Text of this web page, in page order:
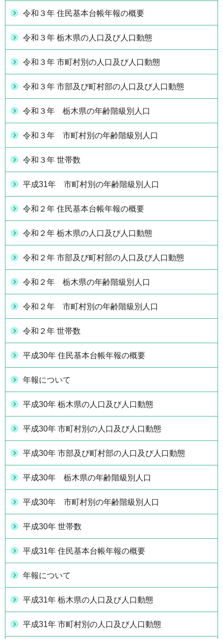
令和３年 住民基本台帳年報の概要
令和３年 栃木県の人口及び人口動態
令和３年 市町村別の人口及び人口動態
令和３年 市部及び町村部の人口及び人口動態
令和３年 栃木県の年齢階級別人口
令和３年 市町村別の年齢階級別人口
令和３年 世帯数
平成31年 市町村別の年齢階級別人口
令和２年 住民基本台帳年報の概要
令和２年 栃木県の人口及び人口動態
令和２年 市部及び町村部の人口及び人口動態
令和２年 栃木県の年齢階級別人口
令和２年 市町村別の年齢階級別人口
令和２年 世帯数
平成30年 住民基本台帳年報の概要
年報について
平成30年 栃木県の人口及び人口動態
平成30年 市町村別の人口及び人口動態
平成30年 市部及び町村部の人口及び人口動態
平成30年 栃木県の年齢階級別人口
平成30年 市町村別の年齢階級別人口
平成30年 世帯数
平成31年 住民基本台帳年報の概要
年報について
平成31年 栃木県の人口及び人口動態
平成31年 市町村別の人口及び人口動態